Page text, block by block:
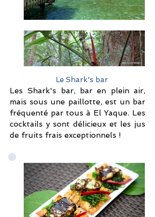
Le Shark's bar
Les Shark's bar, bar en plein air,
mais sous une paillotte, est un bar
fréquenté par tous à El Yaque. Les
cocktails y sont délicieux et les jus
de fruits frais exceptionnels !